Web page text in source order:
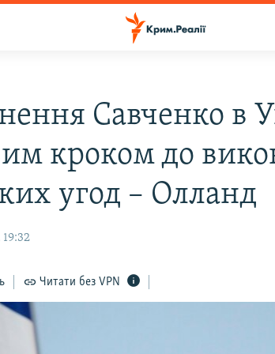
Савченко в
кроком до
угод – Олланд
19:32
Читати без VPN